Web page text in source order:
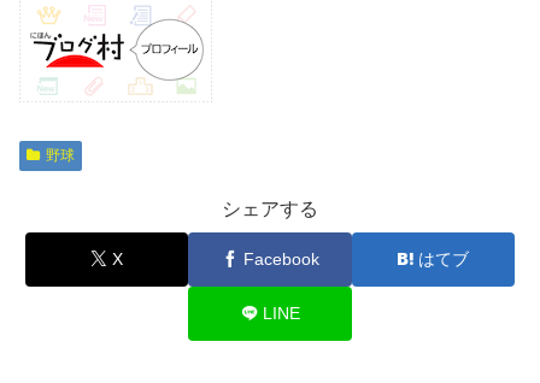
野球
シェアする
X Facebook はてブ
LINE